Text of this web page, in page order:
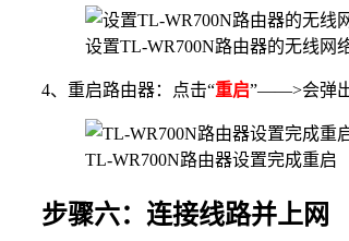
设置TL-WR700N路由器的无线网
4、重启路由器：点击“重启”——>会弹出
TL-WR700N路由器设置完成重启
步骤六：连接线路并上网